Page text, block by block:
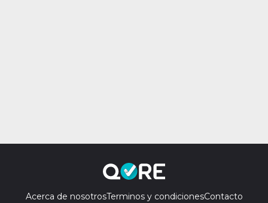
Acerca de nosotrosTerminos y condicionesContacto